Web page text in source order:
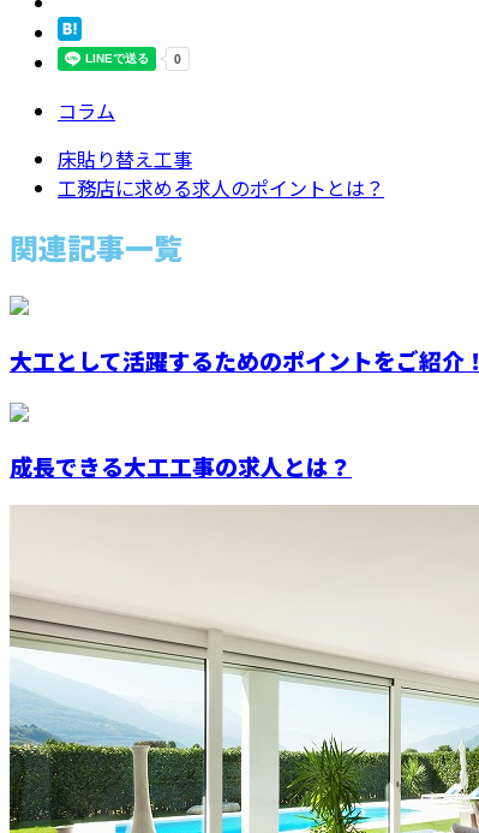
コラム
床貼り替え工事
工務店に求める求人のポイントとは？
関連記事一覧
大工として活躍するためのポイントをご紹介！
成長できる大工工事の求人とは？